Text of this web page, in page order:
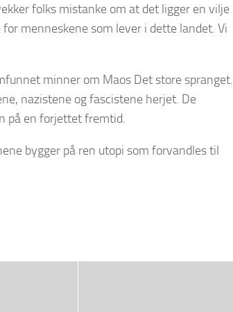
folks mistanke om at det ligger en vilje
menneskene som lever i dette landet. Vi
minner om Maos Det store spranget.
nazistene og fascistene herjet. De
på en forjettet fremtid.
bygger på ren utopi som forvandles til